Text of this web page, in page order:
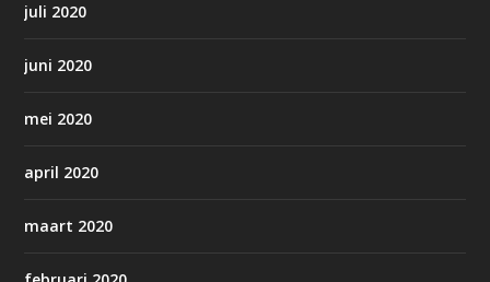
juli 2020
juni 2020
mei 2020
april 2020
maart 2020